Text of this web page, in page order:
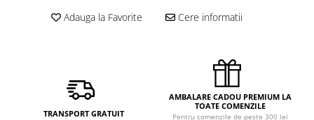
Adauga la Favorite Cere informatii
TRANSPORT GRATUIT
AMBALARE CADOU PREMIUM LA
TOATE COMENZILE
Pentru comenzile de peste 300 lei